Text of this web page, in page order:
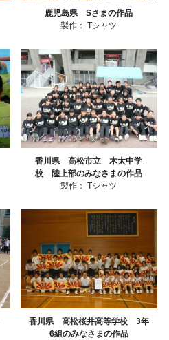
鹿児島県 Sさまの作品
製作： Tシャツ
香川県 高松市立 木太中学
校 陸上部のみなさまの作品
製作： Tシャツ
香川県 高松桜井高等学校 3年
6組のみなさまの作品